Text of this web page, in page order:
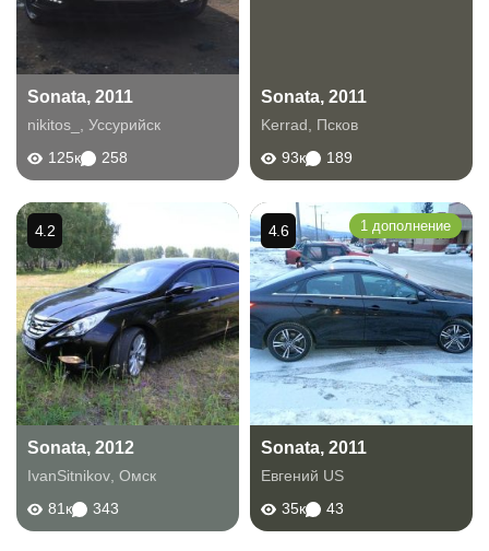
Sonata, 2011
nikitos_
Уссурийск
125к
258
Sonata, 2011
Kerrad
Псков
93к
189
Sonata, 2012
IvanSitnikov Омск
81к
343
4.2
Sonata, 2011
Евгений US
35к
43
4.6 1 дополнение